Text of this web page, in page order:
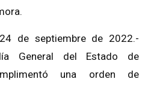
de septiembre de 2022.-
General del Estado de
una orden de